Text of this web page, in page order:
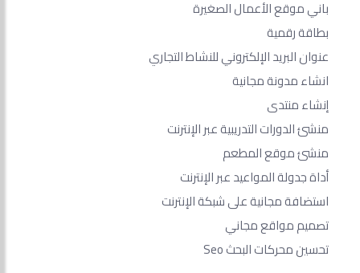
باني موقع الأعمال الصغيرة
بطاقة رقمية
عنوان البريد الإلكتروني للنشاط التجاري
انشاء مدونة مجانية
إنشاء منتدى
منشئ الدورات التدريبية عبر الإنترنت
منشئ موقع المطعم
أداة جدولة المواعيد عبر الإنترنت
استضافة مجانية على شبكة الإنترنت
تصميم مواقع مجاني
تحسين محركات البحث Seo​